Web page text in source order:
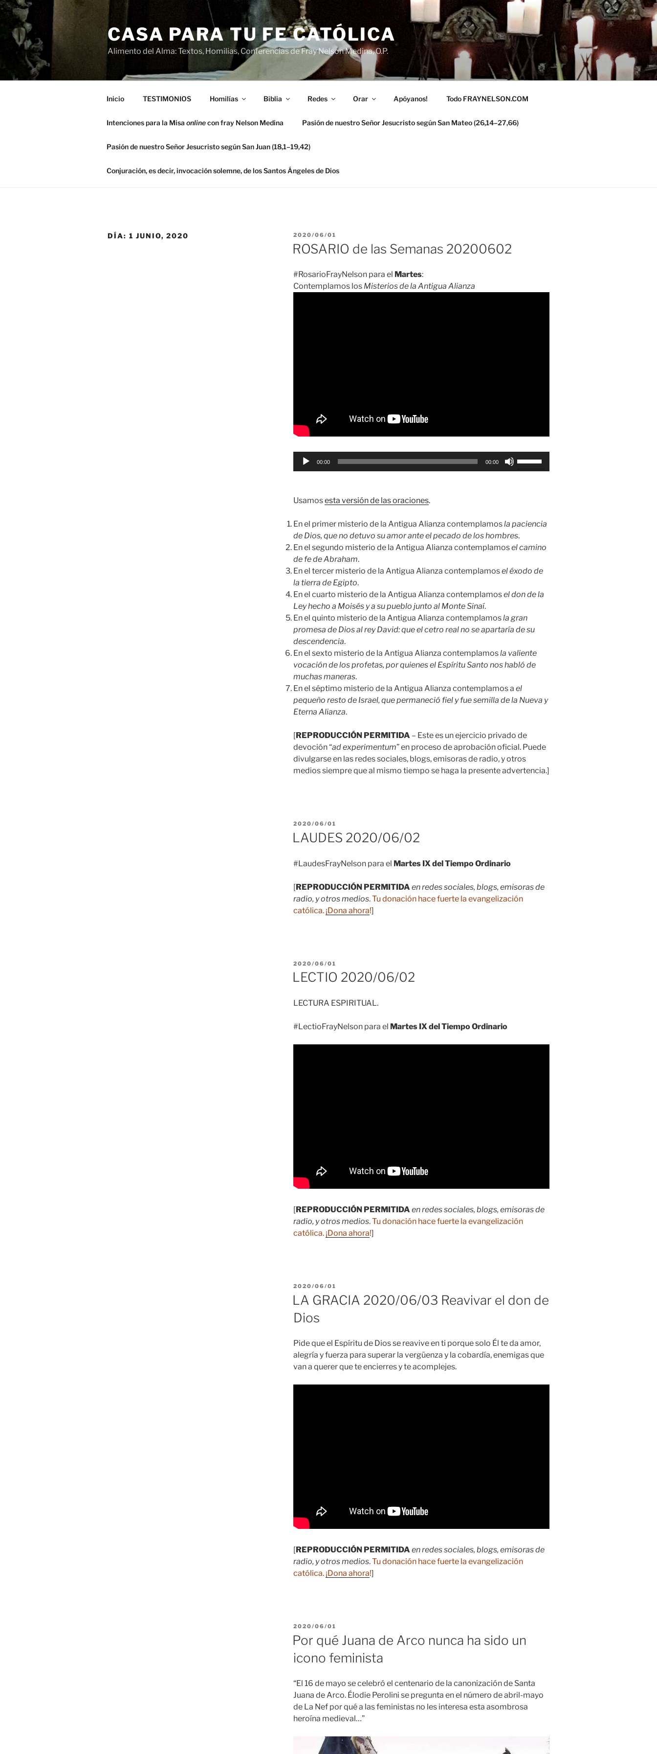
Saltar
contenido
CASA PARA TU FE CATÓLICA
Alimento del Alma: Textos, Homilias, Conferencias de Fray Nelson Medina, O.P.
Inicio TESTIMONIOS Homilías Biblia Redes Orar Apóyanos! Todo FRAYNELSON.COM
Intenciones para la Misa onlinecon fray Nelson Medina Pasión de nuestro Señor Jesucristo según San Mateo (26,14–27,66)
Pasión de nuestro Señor Jesucristo según San Juan (18,1–19,42)
Conjuración, es decir, invocación solemne, de los Santos Ángeles de Dios
DÍA: 1 JUNIO, 2020
PUBLICADO
EL
2020/06/01
ROSARIO de las Semanas 20200602
#RosarioFrayNelson para el Martes:
Contemplamos los Misterios de la Antigua Alianza
Reproductor
00:00 00:00
para
aumentar
o
el
Usamosesta versión de las oraciones.
En el primer misterio de la Antigua Alianza contemplamosla paciencia
de Dios, que no detuvo su amor ante el pecado de los hombres.
En el segundo misterio de la Antigua Alianza contemplamosel camino
de fe de Abraham.
En el tercer misterio de la Antigua Alianza contemplamosel éxodo de
la tierra de Egipto.
En el cuarto misterio de la Antigua Alianza contemplamosel don de la
Ley hecho a Moisés y a su pueblo junto al Monte Sinaí.
En el quinto misterio de la Antigua Alianza contemplamosla gran
promesa de Dios al rey David: que el cetro real no se apartaría de su
descendencia.
En el sexto misterio de la Antigua Alianza contemplamosla valiente
vocación de los profetas, por quienes el Espíritu Santo nos habló de
muchas maneras.
En el séptimo misterio de la Antigua Alianza contemplamos a el
pequeño resto de Israel, que permaneció fiel y fue semilla de la Nueva y
Eterna Alianza.
[REPRODUCCIÓN PERMITIDA – Este es un ejercicio privado de
devoción “ad experimentum” en proceso de aprobación oficial. Puede
divulgarse en las redes sociales, blogs, emisoras de radio, y otros
medios siempre que al mismo tiempo se haga la presente advertencia.]
PUBLICADO
EL
2020/06/01
LAUDES 2020/06/02
#LaudesFrayNelson para el Martes IX del Tiempo Ordinario
[REPRODUCCIÓN PERMITIDA en redes sociales, blogs, emisoras de
radio, y otros medios.Tu donación hace fuerte la evangelización
católica. ¡Dona ahora!]
PUBLICADO
EL
2020/06/01
LECTIO 2020/06/02
LECTURA ESPIRITUAL.
#LectioFrayNelson para el Martes IX del Tiempo Ordinario
[REPRODUCCIÓN PERMITIDA en redes sociales, blogs, emisoras de
radio, y otros medios.Tu donación hace fuerte la evangelización
católica. ¡Dona ahora!]
PUBLICADO
2020/06/01
LA GRACIA 2020/06/03 Reavivar el don de
Dios
Pide que el Espíritu de Dios se reavive en ti porque solo Él te da amor,
alegría y fuerza para superar la vergüenza y la cobardía, enemigas que
van a querer que te encierres y te acomplejes.
[REPRODUCCIÓN PERMITIDA en redes sociales, blogs, emisoras de
radio, y otros medios.Tu donación hace fuerte la evangelización
católica. ¡Dona ahora!]
PUBLICADO
EL
2020/06/01
Por qué Juana de Arco nunca ha sido un
icono feminista
“El 16 de mayo se celebró el centenario de la canonización de Santa
Juana de Arco. Élodie Perolini se pregunta en el número de abril-mayo
de La Nef por qué a las feministas no les interesa esta asombrosa
heroína medieval…”